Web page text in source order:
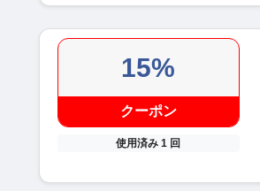
15%
クーポン
使用済み 1 回